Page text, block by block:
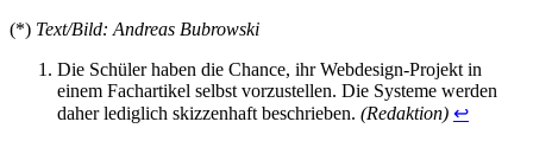
(*) Text/Bild: Andreas Bubrowski
Die Schüler haben die Chance, ihr Webdesign-Projekt in
einem Fachartikel selbst vorzustellen. Die Systeme werden
daher lediglich skizzenhaft beschrieben. (Redaktion) ↩